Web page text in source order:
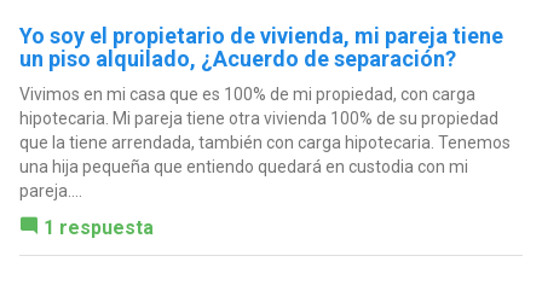
Yo soy el propietario de vivienda, mi pareja tiene
un piso alquilado, ¿Acuerdo de separación?
Vivimos en mi casa que es 100% de mi propiedad, con carga
hipotecaria. Mi pareja tiene otra vivienda 100% de su propiedad
que la tiene arrendada, también con carga hipotecaria. Tenemos
una hija pequeña que entiendo quedará en custodia con mi
pareja....
1 respuesta